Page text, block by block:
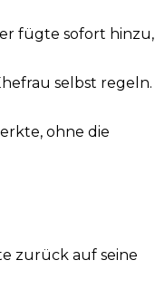
fügte sofort hinzu,
selbst regeln.
ohne die
zurück auf seine